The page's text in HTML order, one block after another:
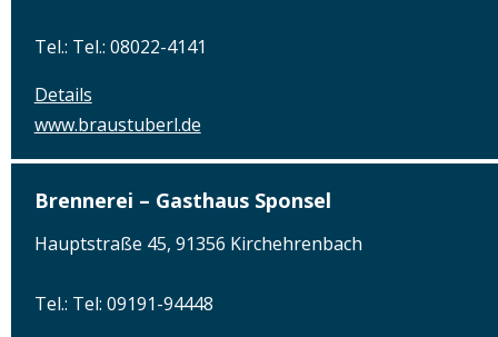
Tel.: Tel.: 08022-4141
Details
www.braustuberl.de
Brennerei – Gasthaus Sponsel
Hauptstraße 45, 91356 Kirchehrenbach
Tel.: Tel: 09191-94448